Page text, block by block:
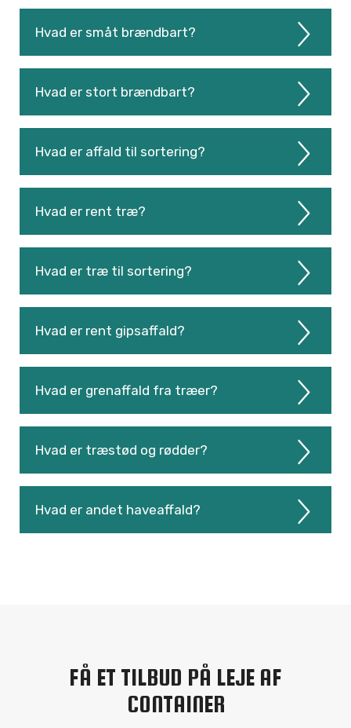
Hvad er småt brændbart?
Hvad er stort brændbart?
Hvad er affald til sortering?
Hvad er rent træ?
Hvad er træ til sortering?
Hvad er rent gipsaffald?
Hvad er grenaffald fra træer?
Hvad er træstød og rødder?
Hvad er andet haveaffald?
FÅ ET TILBUD PÅ LEJE AF
CONTAINER